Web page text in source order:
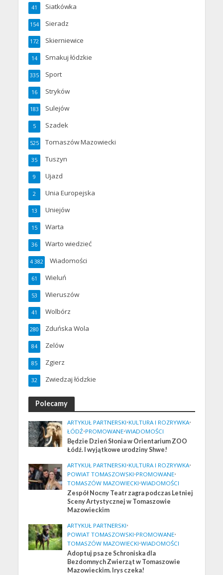
Siatkówka
41
Sieradz
154
Skierniewice
172
Smakuj łódzkie
14
Sport
335
Stryków
16
Sulejów
183
Szadek
5
Tomaszów Mazowiecki
525
Tuszyn
35
Ujazd
9
Unia Europejska
2
Uniejów
13
Warta
15
Warto wiedzieć
36
Wiadomości
4 382
Wieluń
61
Wieruszów
53
Wolbórz
41
Zduńska Wola
280
Zelów
84
Zgierz
85
Zwiedzaj łódzkie
32
Polecamy
ARTYKUŁ PARTNERSKI•KULTURA I ROZRYWKA•
ŁÓDŹ•PROMOWANE•WIADOMOŚCI
Będzie Dzień Słonia w Orientarium ZOO
Łódź. I wyjątkowe urodziny Shwe!
ARTYKUŁ PARTNERSKI•KULTURA I ROZRYWKA•
POWIAT TOMASZOWSKI•PROMOWANE•
TOMASZÓW MAZOWIECKI•WIADOMOŚCI
Zespół Nocny Teatr zagra podczas Letniej
Sceny Artystycznej w Tomaszowie
Mazowieckim
ARTYKUŁ PARTNERSKI•
POWIAT TOMASZOWSKI•PROMOWANE•
TOMASZÓW MAZOWIECKI•WIADOMOŚCI
Adoptuj psa ze Schroniska dla
Bezdomnych Zwierząt w Tomaszowie
Mazowieckim. Irys czeka!